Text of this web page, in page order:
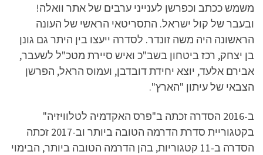
משמש ככתב וכפרשן לענייני ערבים של אתר וואלה!
ובעבר של קול ישראל. התסריטאי הראשי של העונה
הראשונה היה משה זונדר. לסדרה ייעצו בין היתר גם גונן
בן יצחק, רכז ביטחון בשב"כ ואיש סיירת מטכ"ל לשעבר,
אבירם אלעד, יוצא יחידת דובדבן, ועמוס הראל, הפרשן
הצבאי של עיתון "הארץ".
ב-2016 הסדרה זכתה ב"פרס האקדמיה לטלוויזיה"
בקטגוריית סדרת הדרמה הטובה ביותר וב-2017 זכתה
הסדרה ב-11 קטגוריות, בהן הדרמה הטובה ביותר, הבימוי